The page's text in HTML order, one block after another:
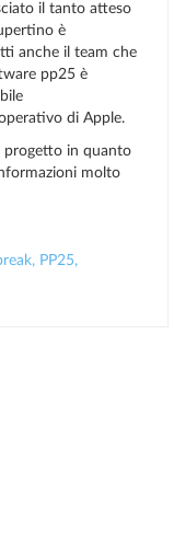
il tanto atteso
è
anche il team che
pp25 è
di Apple.
progetto in quanto
molto
, PP25,